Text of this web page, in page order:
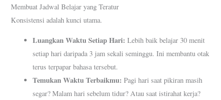
Membuat Jadwal Belajar yang Teratur
Konsistensi adalah kunci utama.
Luangkan Waktu Setiap Hari: Lebih baik belajar 30 menit
setiap hari daripada 3 jam sekali seminggu. Ini membantu otak
terus terpapar bahasa tersebut.
Temukan Waktu Terbaikmu: Pagi hari saat pikiran masih
segar? Malam hari sebelum tidur? Atau saat istirahat kerja?